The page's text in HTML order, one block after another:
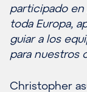
participado en
toda Europa,
guiar a los
para nuestros
Christopher